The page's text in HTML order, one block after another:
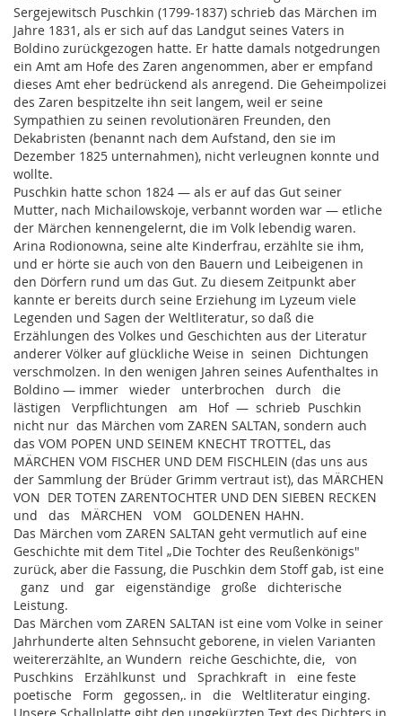
Sergejewitsch Puschkin (1799-1837) schrieb das Märchen im
Jahre 1831, als er sich auf das Landgut seines Vaters in
Boldino zurückgezogen hatte. Er hatte damals notgedrungen
ein Amt am Hofe des Zaren angenommen, aber er empfand
dieses Amt eher bedrückend als anregend. Die Geheimpolizei
des Zaren bespitzelte ihn seit langem, weil er seine
Sympathien zu seinen revolutionären Freunden, den
Dekabristen (benannt nach dem Aufstand, den sie im
Dezember 1825 unternahmen), nicht verleugnen konnte und
wollte.
Puschkin hatte schon 1824 — als er auf das Gut seiner
Mutter, nach Michailowskoje, verbannt worden war — etliche
der Märchen kennengelernt, die im Volk lebendig waren.
Arina Rodionowna, seine alte Kinderfrau, erzählte sie ihm,
und er hörte sie auch von den Bauern und Leibeigenen in
den Dörfern rund um das Gut. Zu diesem Zeitpunkt aber
kannte er bereits durch seine Erziehung im Lyzeum viele
Legenden und Sagen der Weltliteratur, so daß die
Erzählungen des Volkes und Geschichten aus der Literatur
anderer Völker auf glückliche Weise in seinen Dichtungen
verschmolzen. In den wenigen Jahren seines Aufenthaltes in
Boldino — immer wieder unterbrochen durch die
lästigen Verpflichtungen am Hof — schrieb Puschkin
nicht nur das Märchen vom ZAREN SALTAN, sondern auch
das VOM POPEN UND SEINEM KNECHT TROTTEL, das
MÄRCHEN VOM FISCHER UND DEM FISCHLEIN (das uns aus
der Sammlung der Brüder Grimm vertraut ist), das MÄRCHEN
VON DER TOTEN ZARENTOCHTER UND DEN SIEBEN RECKEN
und das MÄRCHEN VOM GOLDENEN HAHN.
Das Märchen vom ZAREN SALTAN geht vermutlich auf eine
Geschichte mit dem Titel „Die Tochter des Reußenkönigs"
zurück, aber die Fassung, die Puschkin dem Stoff gab, ist eine
ganz und gar eigenständige große dichterische
Leistung.
Das Märchen vom ZAREN SALTAN ist eine vom Volke in seiner
Jahrhunderte alten Sehnsucht geborene, in vielen Varianten
weitererzählte, an Wundern reiche Geschichte, die, von
Puschkins Erzählkunst und Sprachkraft in eine feste
poetische Form gegossen,. in die Weltliteratur einging.